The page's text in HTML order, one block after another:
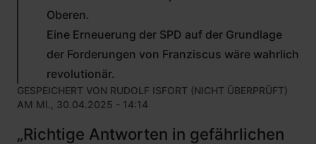
Oberen.
Eine Erneuerung der SPD auf der Grundlage
der Forderungen von Franziscus wäre wahrlich
revolutionär.
GESPEICHERT VON RUDOLF ISFORT (NICHT ÜBERPRÜFT)
AM MI., 30.04.2025 - 14:14
„Richtige Antworten in gefährlichen